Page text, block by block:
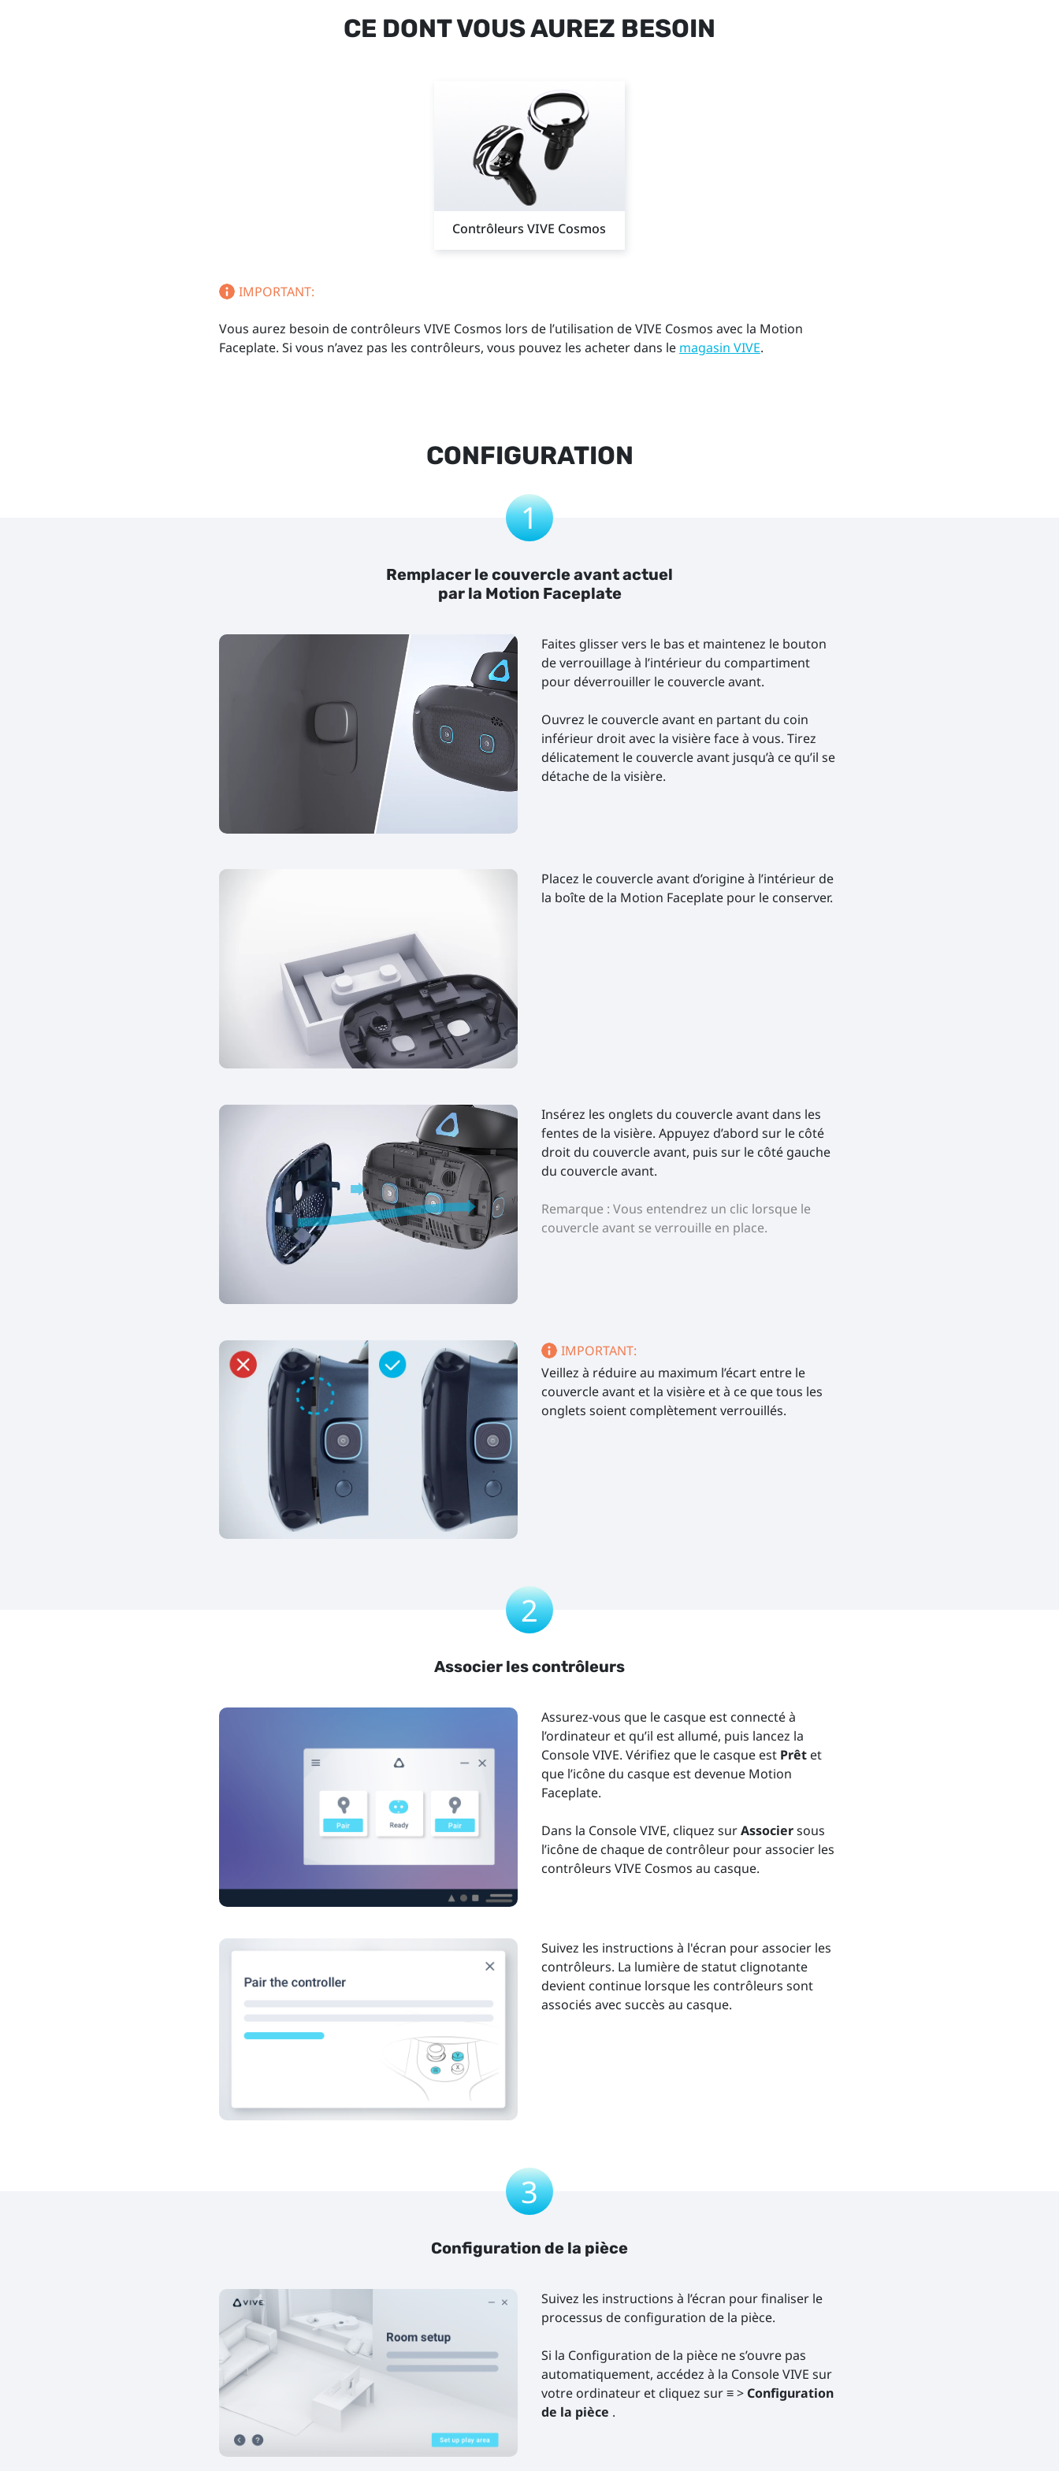
CE DONT VOUS AUREZ BESOIN
Contrôleurs VIVE Cosmos
IMPORTANT:
Vous aurez besoin de contrôleurs VIVE Cosmos lors de l’utilisation de VIVE Cosmos avec la Motion
Faceplate. Si vous n’avez pas les contrôleurs, vous pouvez les acheter dans le magasin VIVE.
CONFIGURATION
1
Remplacer le couvercle avant actuel
par la Motion Faceplate
Faites glisser vers le bas et maintenez le bouton
de verrouillage à l’intérieur du compartiment
pour déverrouiller le couvercle avant.
Ouvrez le couvercle avant en partant du coin
inférieur droit avec la visière face à vous. Tirez
délicatement le couvercle avant jusqu’à ce qu’il se
détache de la visière.
Placez le couvercle avant d’origine à l’intérieur de
la boîte de la Motion Faceplate pour le conserver.
Insérez les onglets du couvercle avant dans les
fentes de la visière. Appuyez d’abord sur le côté
droit du couvercle avant, puis sur le côté gauche
du couvercle avant.
Remarque : Vous entendrez un clic lorsque le
couvercle avant se verrouille en place.
IMPORTANT:
Veillez à réduire au maximum l’écart entre le
couvercle avant et la visière et à ce que tous les
onglets soient complètement verrouillés.
2
Associer les contrôleurs
Assurez-vous que le casque est connecté à
l’ordinateur et qu’il est allumé, puis lancez la
Console VIVE. Vérifiez que le casque est Prêt et
que l’icône du casque est devenue Motion
Faceplate.
Dans la Console VIVE, cliquez surAssociersous
l’icône de chaque de contrôleur pour associer les
contrôleurs VIVE Cosmos au casque.
Suivez les instructions à l'écran pour associer les
contrôleurs. La lumière de statut clignotante
devient continue lorsque les contrôleurs sont
associés avec succès au casque.
3
Configuration de la pièce
Suivez les instructions à l’écran pour finaliser le
processus de configuration de la pièce.
Si la Configuration de la pièce ne s’ouvre pas
automatiquement, accédez à la Console VIVE sur
votre ordinateur et cliquez sur ≡ > Configuration
de la pièce .